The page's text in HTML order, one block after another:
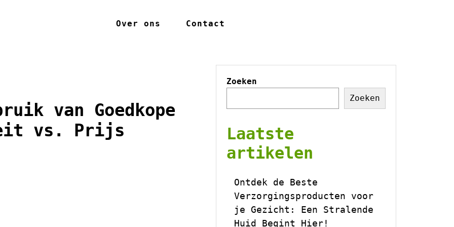
Over ons Contact
van Goedkope
vs. Prijs
Zoeken
Zoeken
Laatste
artikelen
Ontdek de Beste
Verzorgingsproducten voor
je Gezicht: Een Stralende
Huid Begint Hier!